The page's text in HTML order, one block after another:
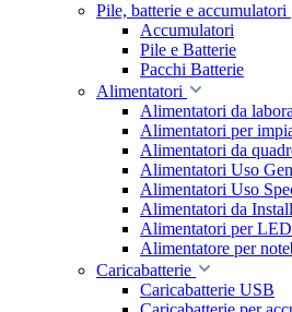
Pile, batterie e accumulatori
Accumulatori
Pile e Batterie
Pacchi Batterie
Alimentatori
Alimentatori da
Alimentatori per
Alimentatori da
Alimentatori Uso
Alimentatori Uso
Alimentatori da
Alimentatori per LED
Alimentatore per
Caricabatterie
Caricabatterie USB